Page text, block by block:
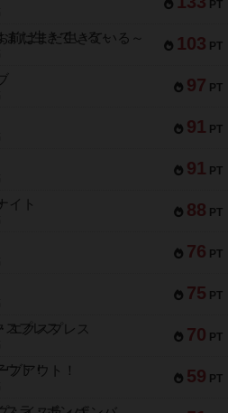
PT
103 PT
はまだ生きている～
97 PT
91 PT
91 PT
88 PT
イト
76 PT
75 PT
70 PT
エクスプレス
59 PT
ブアウト！